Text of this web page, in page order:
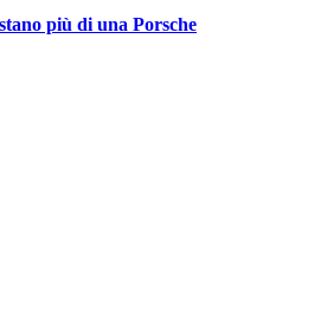
più di una Porsche